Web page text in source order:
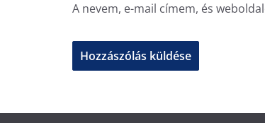
A nevem, e-mail címem, és